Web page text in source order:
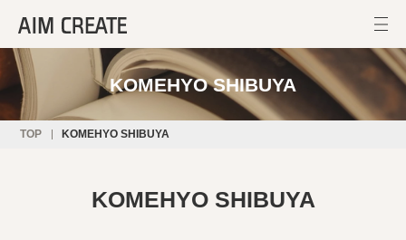
KOMEHYO SHIBUYA
TOP KOMEHYO SHIBUYA
KOMEHYO SHIBUYA